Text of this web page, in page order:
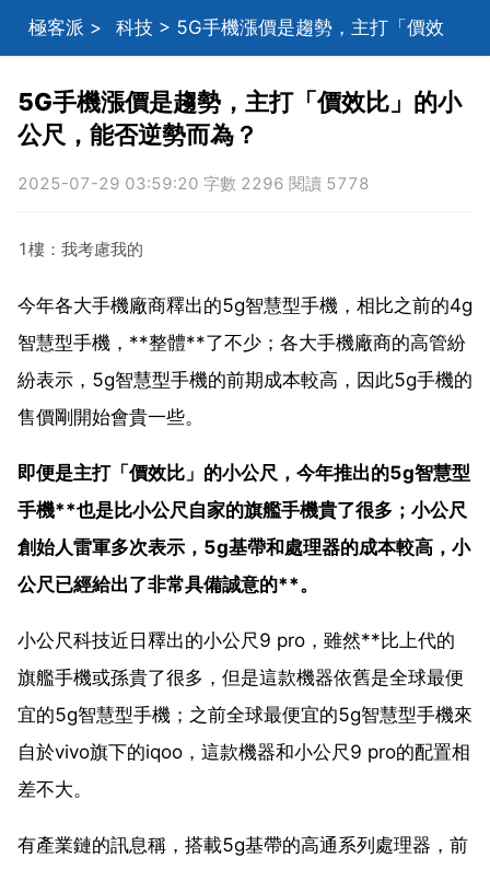
極客派 > 科技 > 5G手機漲價是趨勢，主打「價效
比」的小公尺，能否逆勢而為？
5G手機漲價是趨勢，主打「價效比」的小
公尺，能否逆勢而為？
2025-07-29 03:59:20 字數 2296 閱讀 5778
1樓：我考慮我的
今年各大手機廠商釋出的5g智慧型手機，相比之前的4g
智慧型手機，**整體**了不少；各大手機廠商的高管紛
紛表示，5g智慧型手機的前期成本較高，因此5g手機的
售價剛開始會貴一些。
即便是主打「價效比」的小公尺，今年推出的5g智慧型
手機**也是比小公尺自家的旗艦手機貴了很多；小公尺
創始人雷軍多次表示，5g基帶和處理器的成本較高，小
公尺已經給出了非常具備誠意的**。
小公尺科技近日釋出的小公尺9 pro，雖然**比上代的
旗艦手機或孫貴了很多，但是這款機器依舊是全球最便
宜的5g智慧型手機；之前全球最便宜的5g智慧型手機來
自於vivo旗下的iqoo，這款機器和小公尺9 pro的配置相
差不大。
有產業鏈的訊息稱，搭載5g基帶的高通系列處理器，前